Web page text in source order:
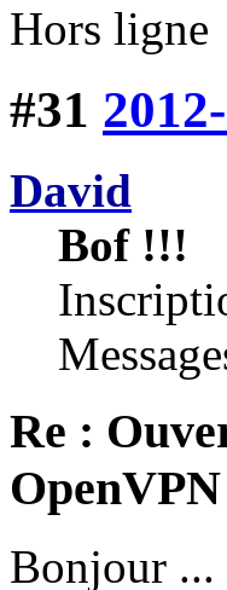
Hors ligne
#31
David
Bof !!!
Re :
Bonjour ...